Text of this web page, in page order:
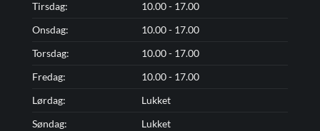
Tirsdag:
10.00 - 17.00
Onsdag:
10.00 - 17.00
Torsdag:
10.00 - 17.00
Fredag:
10.00 - 17.00
Lørdag:
Lukket
Søndag:
Lukket